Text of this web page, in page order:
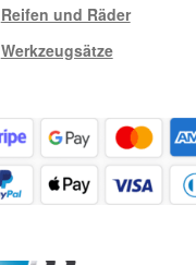
Reifen und Räder
Werkzeugsätze